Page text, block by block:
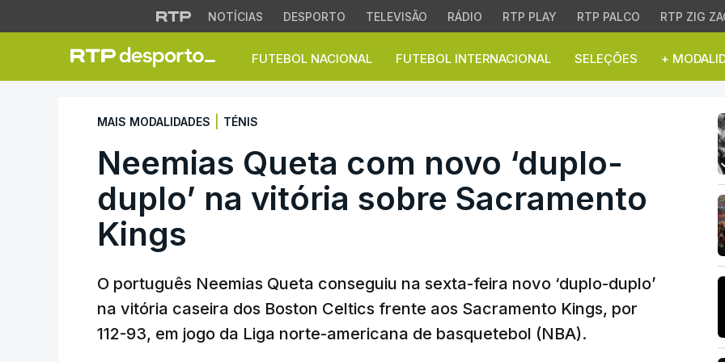
NOTÍCIAS DESPORTO TELEVISÃO RÁDIO RTP PLAY RTP PALCO RTP ZIG
FUTEBOL NACIONAL FUTEBOL INTERNACIONAL SELEÇÕES +
Neemias Queta com novo ‘duplo-duplo’
MAIS MODALIDADES TÉNIS
Neemias Queta com novo ‘duplo-
duplo’ na vitória sobre Sacramento
Kings
O português Neemias Queta conseguiu na sexta-feira novo ‘duplo-duplo’
na vitória caseira dos Boston Celtics frente aos Sacramento Kings, por
112-93, em jogo da Liga norte-americana de basquetebol (NBA).